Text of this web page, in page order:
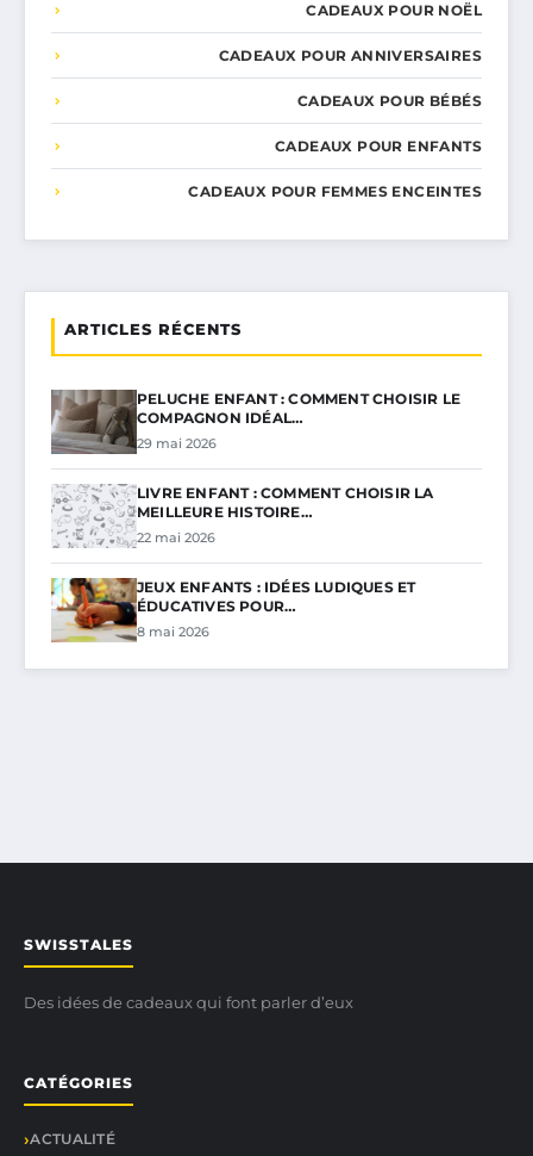
CADEAUX POUR NOËL
CADEAUX POUR ANNIVERSAIRES
CADEAUX POUR BÉBÉS
CADEAUX POUR ENFANTS
CADEAUX POUR FEMMES ENCEINTES
ARTICLES RÉCENTS
PELUCHE ENFANT : COMMENT CHOISIR LE
COMPAGNON IDÉAL…
29 mai 2026
LIVRE ENFANT : COMMENT CHOISIR LA
MEILLEURE HISTOIRE…
22 mai 2026
JEUX ENFANTS : IDÉES LUDIQUES ET
ÉDUCATIVES POUR…
8 mai 2026
SWISSTALES
Des idées de cadeaux qui font parler d’eux
CATÉGORIES
ACTUALITÉ